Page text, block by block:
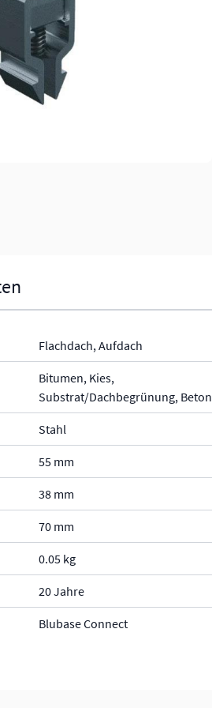
Flachdach, Aufdach
Bitumen, Kies,
Substrat/Dachbegrünung, Beton
Stahl
55 mm
38 mm
70 mm
0.05 kg
20 Jahre
Blubase Connect